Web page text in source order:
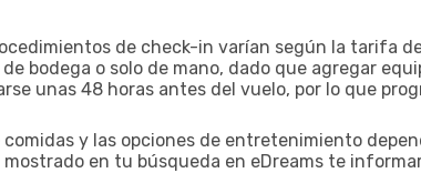
de check-in varían según la tarifa
bodega o solo de mano, dado que agregar
unas 48 horas antes del vuelo, por lo que
y las opciones de entretenimiento
en tu búsqueda en eDreams te